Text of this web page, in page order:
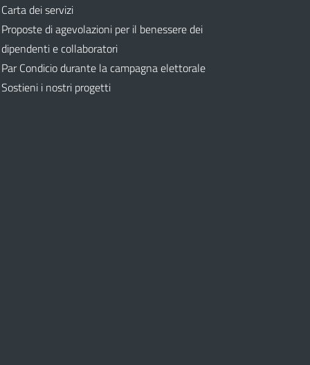
Carta dei servizi
Proposte di agevolazioni per il benessere dei
dipendenti e collaboratori
Par Condicio durante la campagna elettorale
Sostieni i nostri progetti